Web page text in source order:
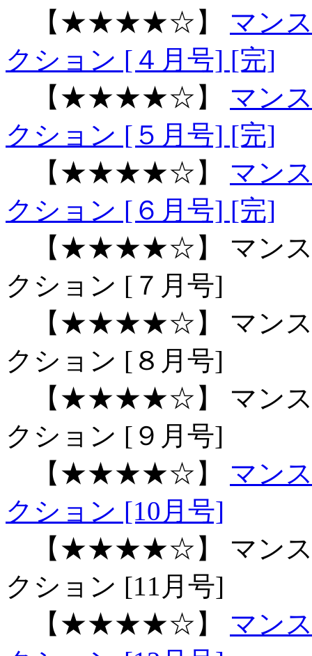
【★★★★☆】 マン
クション [４月号] [完]
【★★★★☆】 マン
クション [５月号] [完]
【★★★★☆】 マン
クション [６月号] [完]
【★★★★☆】 マンス
クション [７月号]
【★★★★☆】 マンス
クション [８月号]
【★★★★☆】 マンス
クション [９月号]
【★★★★☆】 マン
クション [10月号]
【★★★★☆】 マンス
クション [11月号]
【★★★★☆】 マン